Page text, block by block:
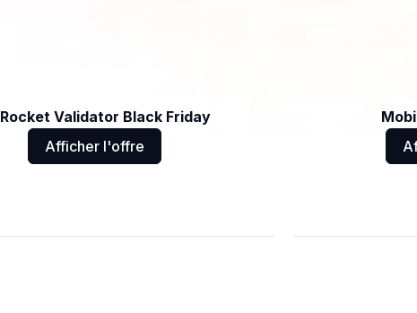
Rocket Validator Black Friday
Afficher l'offre